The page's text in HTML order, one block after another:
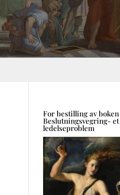
For bestilling av boken
Beslutningsvegring- et
ledelseproblem